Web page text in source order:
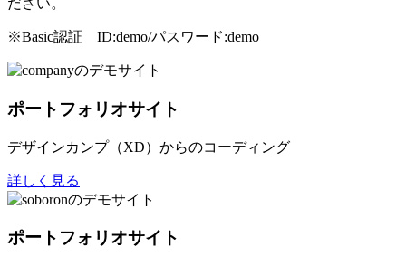
ださい。
※Basic認証 ID:demo/パスワード:demo
ポートフォリオサイト
デザインカンプ（XD）からのコーディング
詳しく見る
ポートフォリオサイト